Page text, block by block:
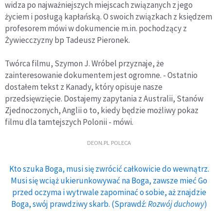
widza po najważniejszych miejscach związanych z jego
życiem i posługą kapłańską. O swoich związkach z księdzem
profesorem mówi w dokumencie m.in. pochodzący z
Żywiecczyzny bp Tadeusz Pieronek.
Twórca filmu, Szymon J. Wróbel przyznaje, że
zainteresowanie dokumentem jest ogromne. - Ostatnio
dostałem tekst z Kanady, który opisuje nasze
przedsięwzięcie. Dostajemy zapytania z Australii, Stanów
Zjednoczonych, Anglii o to, kiedy będzie możliwy pokaz
filmu dla tamtejszych Polonii - mówi.
DEON.PL POLECA
Kto szuka Boga, musi się zwrócić całkowicie do wewnątrz.
Musi się wciąż ukierunkowywać na Boga, zawsze mieć Go
przed oczyma i wytrwale zapominać o sobie, aż znajdzie
Boga, swój prawdziwy skarb. (Sprawdź:Rozwój duchowy)